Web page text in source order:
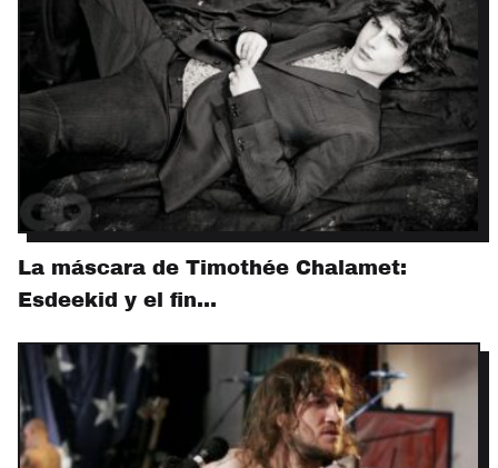
La máscara de Timothée Chalamet:
Esdeekid y el fin…